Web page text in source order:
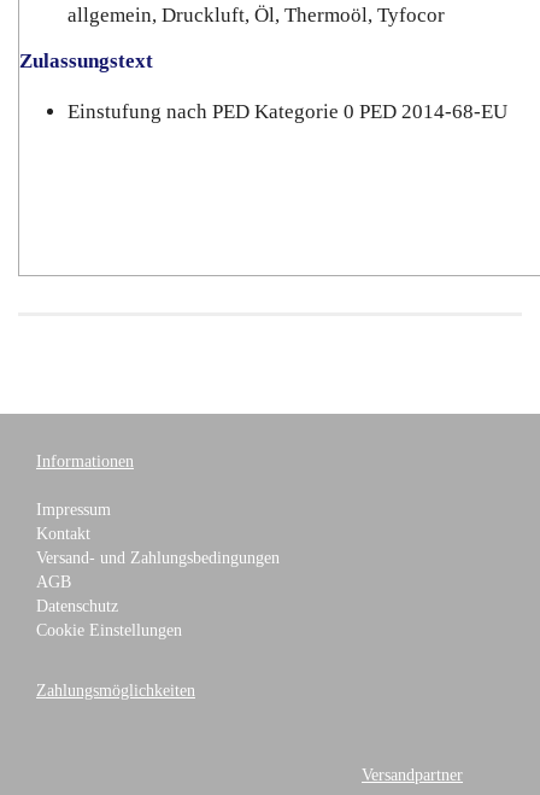
allgemein, Druckluft, Öl, Thermoöl, Tyfocor
Zulassungstext
Einstufung nach PED Kategorie 0 PED 2014-68-EU
Informationen
Impressum
Kontakt
Versand- und Zahlungsbedingungen
AGB
Datenschutz
Cookie Einstellungen
Zahlungsmöglichkeiten
Versandpartner